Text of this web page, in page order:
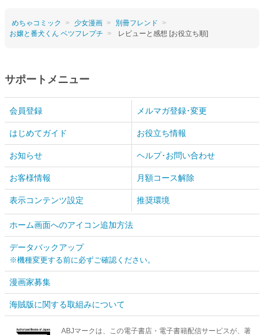
めちゃコミック 少女漫画
別冊フレンド
お嬢と番犬くん ベツフレプチ
レビューと感想 [お役立ち順]
サポートメニュー
会員登録 メルマガ登録･変更
はじめてガイド お役立ち情報
お知らせ ヘルプ･お問い合わせ
お客様情報 月額コース解除
表示コンテンツ設定 推奨環境
ホーム画面へのアイコン追加方法
データバックアップ
※機種変更する前に必ずご確認ください。
漫画家募集
海賊版に関する取組みについて
ABJマークは、この電子書店・電子書籍配信サービスが、著